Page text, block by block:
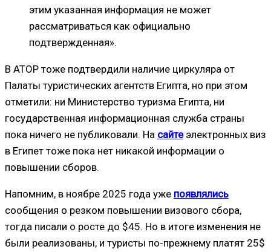
этим указанная информация не может
рассматриваться как официально
подтвержденная».
В АТОР тоже подтвердили наличие циркуляра от
Палаты туристических агентств Египта, но при этом
отметили: ни Министерство туризма Египта, ни
государственная информационная служба страны
пока ничего не публиковали. На сайтеэлектронных виз
в Египет тоже пока нет никакой информации о
повышении сборов.
Напомним, в ноябре 2025 года уже появлялись
сообщения о резком повышении визового сбора,
тогда писали о росте до $45. Но в итоге изменения не
были реализованы, и туристы по-прежнему платят 25$